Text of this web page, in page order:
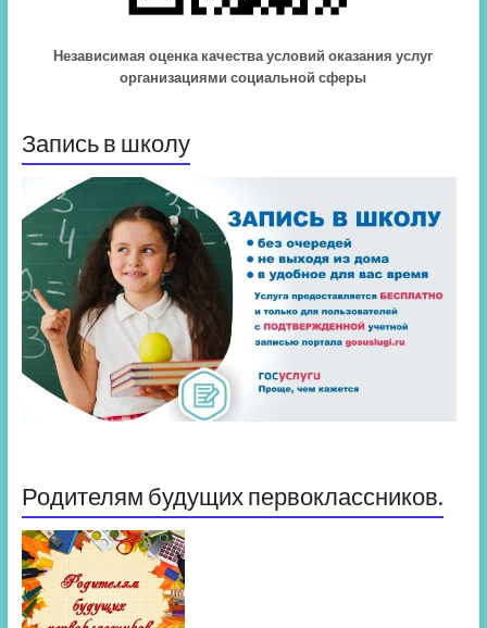
Независимая оценка качества условий оказания услуг
организациями социальной сферы
Запись в школу
Родителям будущих первоклассников.